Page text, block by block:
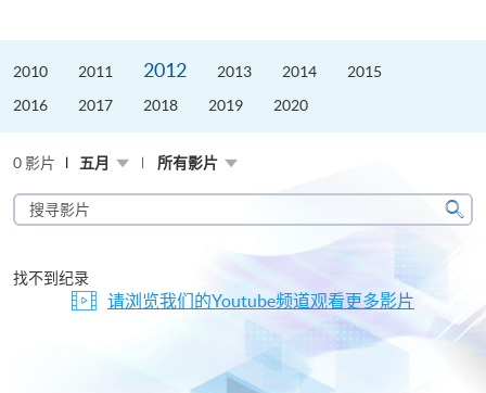
2010 2011 2012 2013 2014
2015
2016
2017 2018 2019 2020
0 影片 五月 所有影片
搜
寻
片
搜
找不到纪录
请浏览我们的Youtube频道观看更多影片